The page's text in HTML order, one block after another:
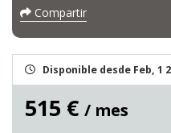
Compartir
Disponible desde Feb, 1
515 € / mes